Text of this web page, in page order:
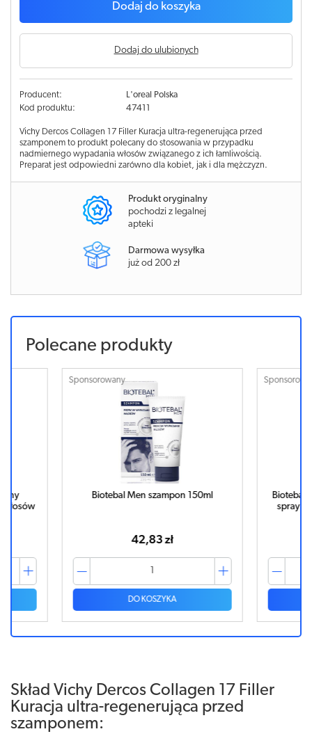
Dodaj do koszyka
Dodaj do ulubionych
Producent:
L'oreal Polska
Kod produktu:
47411
Vichy Dercos Collagen 17 Filler Kuracja ultra-regenerująca przed
szamponem to produkt polecany do stosowania w przypadku
nadmiernego wypadania włosów związanego z ich łamliwością.
Preparat jest odpowiedni zarówno dla kobiet, jak i dla mężczyzn.
Produkt oryginalny
pochodzi z legalnej
apteki
Darmowa wysyłka
już od 200 zł
Polecane produkty
Sponsorowany
Biotebal Men szampon 150ml
42,83 zł
DO KOSZYKA
Biotebal
spray
Skład Vichy Dercos Collagen 17 Filler
Kuracja ultra-regenerująca przed
szamponem: